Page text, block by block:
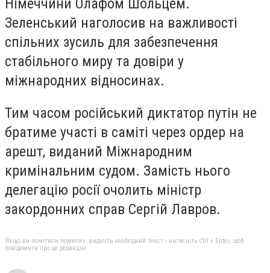
Німеччини Олафом Шольцем.
Зеленський наголосив на важливості
спільних зусиль для забезпечення
стабільного миру та довіри у
міжнародних відносинах.
Тим часом російський диктатор путін не
братиме участі в саміті через ордер на
арешт, виданий Міжнародним
кримінальним судом. Замість нього
делегацію росії очолить міністр
закордонних справ Сергій Лавров.
Якщо ви помітили помилку, виділіть необхідний текст і натисніть Ctrl + Enter, щоб
повідомити про це редакцію